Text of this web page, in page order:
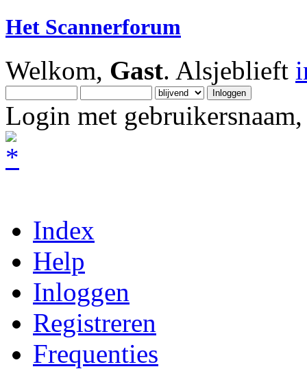
Het Scannerforum
Welkom, Gast. Alsjeblieft
Login met
Index
Help
Inloggen
Registreren
Frequenties